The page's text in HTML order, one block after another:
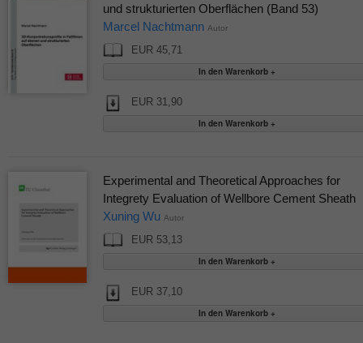
und strukturierten Oberflächen (Band 53)
Marcel Nachtmann Autor
EUR 45,71
EUR 31,90
Experimental and Theoretical Approaches for
Integrety Evaluation of Wellbore Cement Sheath
Xuning Wu Autor
EUR 53,13
EUR 37,10